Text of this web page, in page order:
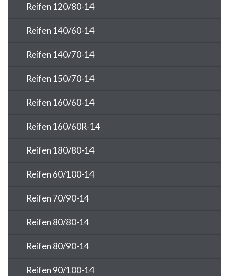
Reifen 120/80-14
Reifen 140/60-14
Reifen 140/70-14
Reifen 150/70-14
Reifen 160/60-14
Reifen 160/60R-14
Reifen 180/80-14
Reifen 60/100-14
Reifen 70/90-14
Reifen 80/80-14
Reifen 80/90-14
Reifen 90/100-14